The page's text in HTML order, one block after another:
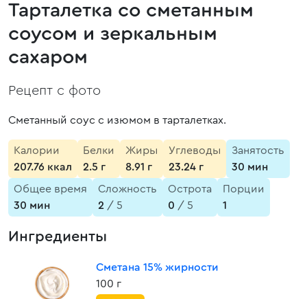
Тарталетка со сметанным
соусом и зеркальным
сахаром
Рецепт с фото
Сметанный соус с изюмом в тарталетках.
Калории
207.76 ккал
Белки
2.5 г
Жиры
8.91 г
Углеводы
23.24 г
Занятость
30 мин
Общее время
30 мин
Сложность
2 / 5
Острота
0 / 5
Порции
1
Ингредиенты
Сметана 15% жирности
100 г